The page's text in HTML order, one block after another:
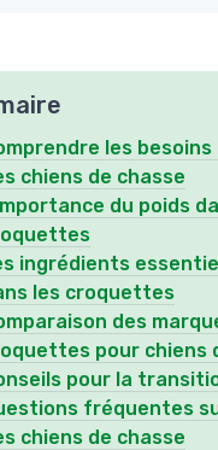
les
chiens de chasse
du poids
ingrédients
les croquettes
des
pour chiens
pour la
fréquentes
chiens de chasse